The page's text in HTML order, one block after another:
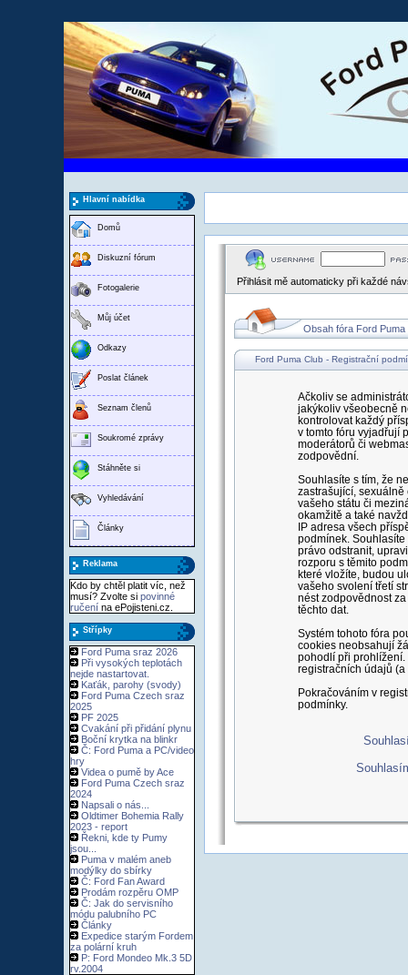
Hlavní nabídka
Domů
Diskuzní fórum
Fotogalerie
Můj účet
Odkazy
Poslat článek
Seznam členů
Soukromé zprávy
Stáhněte si
Vyhledávání
Články
Reklama
Kdo by chtěl platit víc, než
musí? Zvolte si povinné
ručení na ePojisteni.cz.
Střípky
Ford Puma sraz 2026
Při vysokých teplotách
nejde nastartovat.
Kaťák, parohy (svody)
Ford Puma Czech sraz
2025
PF 2025
Cvakání při přidání plynu
Boční krytka na blinkr
Č: Ford Puma a PC/video
hry
Videa o pumě by Ace
Ford Puma Czech sraz
2024
Napsali o nás...
Oldtimer Bohemia Rally
2023 - report
Řekni, kde ty Pumy
jsou...
Puma v malém aneb
modýlky do sbírky
Č: Ford Fan Award
Prodám rozpěru OMP
Č: Jak do servisního
módu palubního PC
Články
Expedice starým Fordem
za polární kruh
P: Ford Mondeo Mk.3 5D
rv.2004
Přihlásit mě automaticky při každé
Obsah fóra Ford Puma
Ford Puma Club - Registrační
Ačkoliv se
jakýkoliv všeobecně
kontrolovat každý
v tomto fóru vyjadřují
moderátorů či
zodpovědní.
Souhlasíte s tím, že
zastrašující, sexuálně
vašeho státu či
okamžitě a také
IP adresa všech
podmínek. Souhlasíte
právo odstranit,
rozporu s těmito
které vložíte, budou
vašeho svolení třetí
nést zodpovědnost
těchto dat.
Systém tohoto fóra
cookies neobsahují
pohodlí při
registračních údajů
Pokračováním v
podmínky.